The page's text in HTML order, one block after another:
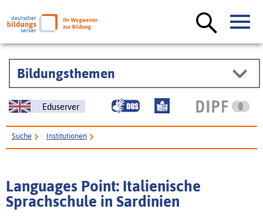
Bildungsthemen
Eduserver
Suche Institutionen
Languages Point: Italienische
Sprachschule in Sardinien